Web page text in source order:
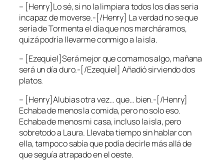
– [Henry]Lo sé, si no la limpiara todos los días seria
incapaz de moverse.-[/Henry] La verdad no se que
sería de Tormenta el día que nos marcháramos,
quizá podría llevarme conmigo a la isla.
– [Ezequiel]Será mejor que comamos algo, mañana
será un día duro.-[/Ezequiel] Añadió sirviendo dos
platos.
– [Henry]Alubias otra vez… que… bien.-[/Henry]
Echaba de menos la comida, pero no solo eso.
Echaba de menos mi casa, incluso la isla, pero
sobretodo a Laura. Llevaba tiempo sin hablar con
ella, tampoco sabía que podía decirle más allá de
que seguía atrapado en el oeste.